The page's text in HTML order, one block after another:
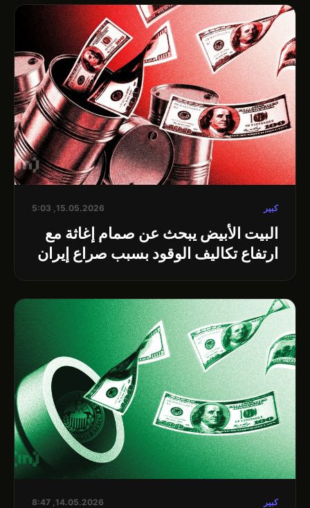
كبير 15.05.2026, 5:03
البيت الأبيض يبحث عن صمام إغاثة مع
ارتفاع تكاليف الوقود بسبب صراع إيران
كبير 14.05.2026, 8:47